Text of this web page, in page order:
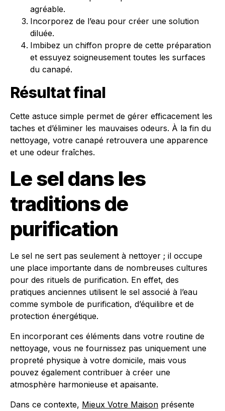
agréable.
Incorporez de l’eau pour créer une solution
diluée.
Imbibez un chiffon propre de cette préparation
et essuyez soigneusement toutes les surfaces
du canapé.
Résultat final
Cette astuce simple permet de gérer efficacement les
taches et d’éliminer les mauvaises odeurs. À la fin du
nettoyage, votre canapé retrouvera une apparence
et une odeur fraîches.
Le sel dans les
traditions de
purification
Le sel ne sert pas seulement à nettoyer ; il occupe
une place importante dans de nombreuses cultures
pour des rituels de purification. En effet, des
pratiques anciennes utilisent le sel associé à l’eau
comme symbole de purification, d’équilibre et de
protection énergétique.
En incorporant ces éléments dans votre routine de
nettoyage, vous ne fournissez pas uniquement une
propreté physique à votre domicile, mais vous
pouvez également contribuer à créer une
atmosphère harmonieuse et apaisante.
Dans ce contexte, Mieux Votre Maison présente